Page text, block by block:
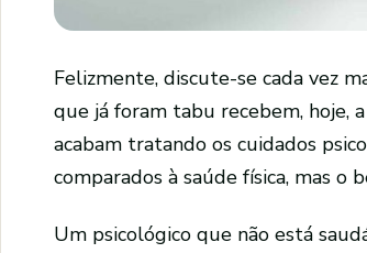
Felizmente, discute-se cada vez
que já foram tabu recebem, hoje,
acabam tratando os cuidados
comparados à saúde física, mas
Um psicológico que não está